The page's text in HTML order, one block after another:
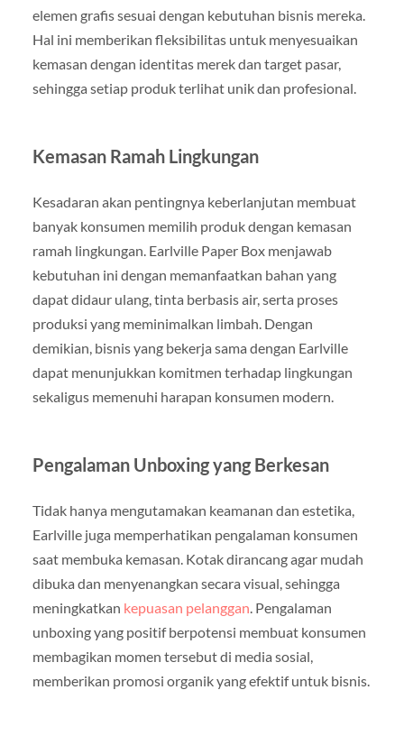
elemen grafis sesuai dengan kebutuhan bisnis mereka.
Hal ini memberikan fleksibilitas untuk menyesuaikan
kemasan dengan identitas merek dan target pasar,
sehingga setiap produk terlihat unik dan profesional.
Kemasan Ramah Lingkungan
Kesadaran akan pentingnya keberlanjutan membuat
banyak konsumen memilih produk dengan kemasan
ramah lingkungan. Earlville Paper Box menjawab
kebutuhan ini dengan memanfaatkan bahan yang
dapat didaur ulang, tinta berbasis air, serta proses
produksi yang meminimalkan limbah. Dengan
demikian, bisnis yang bekerja sama dengan Earlville
dapat menunjukkan komitmen terhadap lingkungan
sekaligus memenuhi harapan konsumen modern.
Pengalaman Unboxing yang Berkesan
Tidak hanya mengutamakan keamanan dan estetika,
Earlville juga memperhatikan pengalaman konsumen
saat membuka kemasan. Kotak dirancang agar mudah
dibuka dan menyenangkan secara visual, sehingga
meningkatkan kepuasan pelanggan . Pengalaman
unboxing yang positif berpotensi membuat konsumen
membagikan momen tersebut di media sosial,
memberikan promosi organik yang efektif untuk bisnis.